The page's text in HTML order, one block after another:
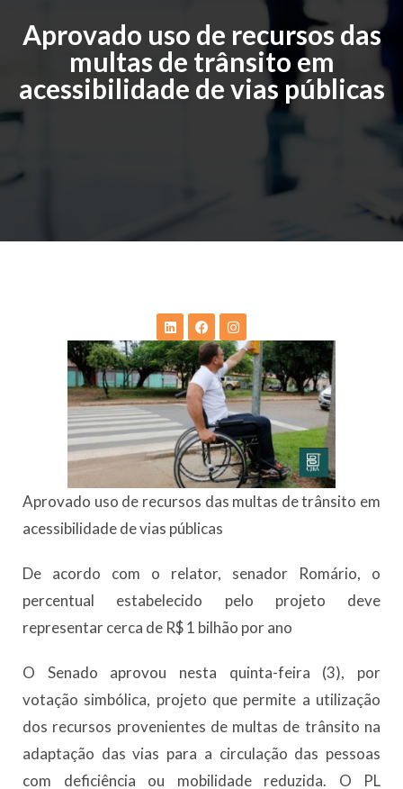
Aprovado uso de recursos das
multas de trânsito em
acessibilidade de vias públicas
Aprovado uso de recursos das multas de trânsito em
acessibilidade de vias públicas
De acordo com o relator, senador Romário, o
percentual estabelecido pelo projeto deve
representar cerca de R$ 1 bilhão por ano
O Senado aprovou nesta quinta-feira (3), por
votação simbólica, projeto que permite a utilização
dos recursos provenientes de multas de trânsito na
adaptação das vias para a circulação das pessoas
com deficiência ou mobilidade reduzida. O PL